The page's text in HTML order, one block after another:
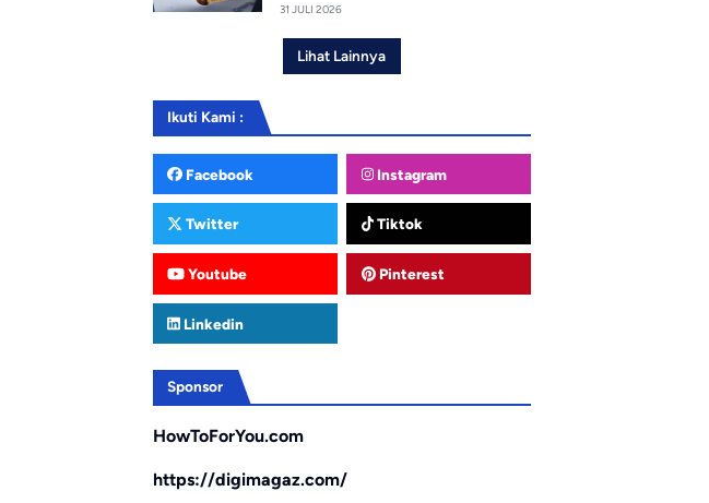
31 JULI 2026
Lihat Lainnya
Ikuti Kami :
Facebook Instagram
Twitter Tiktok
Youtube Pinterest
Linkedin
Sponsor
HowToForYou.com
https://digimagaz.com/